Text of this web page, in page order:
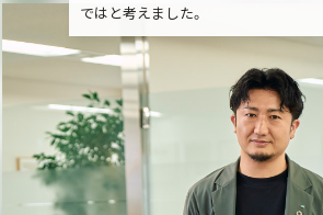
ではと考えました。